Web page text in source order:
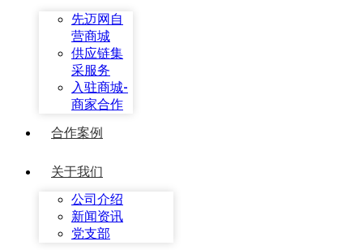
先迈网自
营商城
供应链集
采服务
入驻商城-
商家合作
合作案例
关于我们
公司介绍
新闻资讯
党支部